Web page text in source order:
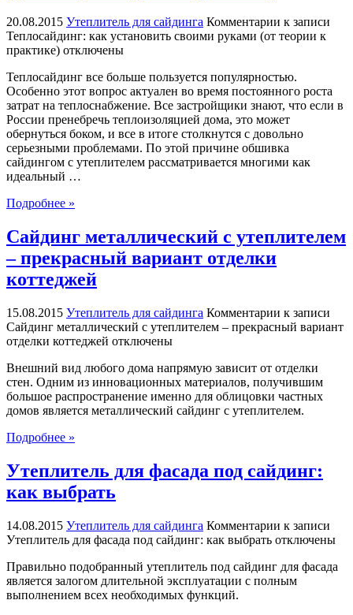
20.08.2015 Утеплитель для сайдинга Комментарии к записи
Теплосайдинг: как установить своими руками (от теории к
практике) отключены
Теплосайдинг все больше пользуется популярностью.
Особенно этот вопрос актуален во время постоянного роста
затрат на теплоснабжение. Все застройщики знают, что если в
России пренебречь теплоизоляцией дома, это может
обернуться боком, и все в итоге столкнутся с довольно
серьезными проблемами. По этой причине обшивка
сайдингом с утеплителем рассматривается многими как
идеальный …
Подробнее »
Сайдинг металлический с утеплителем
– прекрасный вариант отделки
коттеджей
15.08.2015 Утеплитель для сайдинга Комментарии к записи
Сайдинг металлический с утеплителем – прекрасный вариант
отделки коттеджей отключены
Внешний вид любого дома напрямую зависит от отделки
стен. Одним из инновационных материалов, получившим
большое распространение именно для облицовки частных
домов является металлический сайдинг с утеплителем.
Подробнее »
Утеплитель для фасада под сайдинг:
как выбрать
14.08.2015 Утеплитель для сайдинга Комментарии к записи
Утеплитель для фасада под сайдинг: как выбрать отключены
Правильно подобранный утеплитель под сайдинг для фасада
является залогом длительной эксплуатации с полным
выполнением всех необходимых функций.